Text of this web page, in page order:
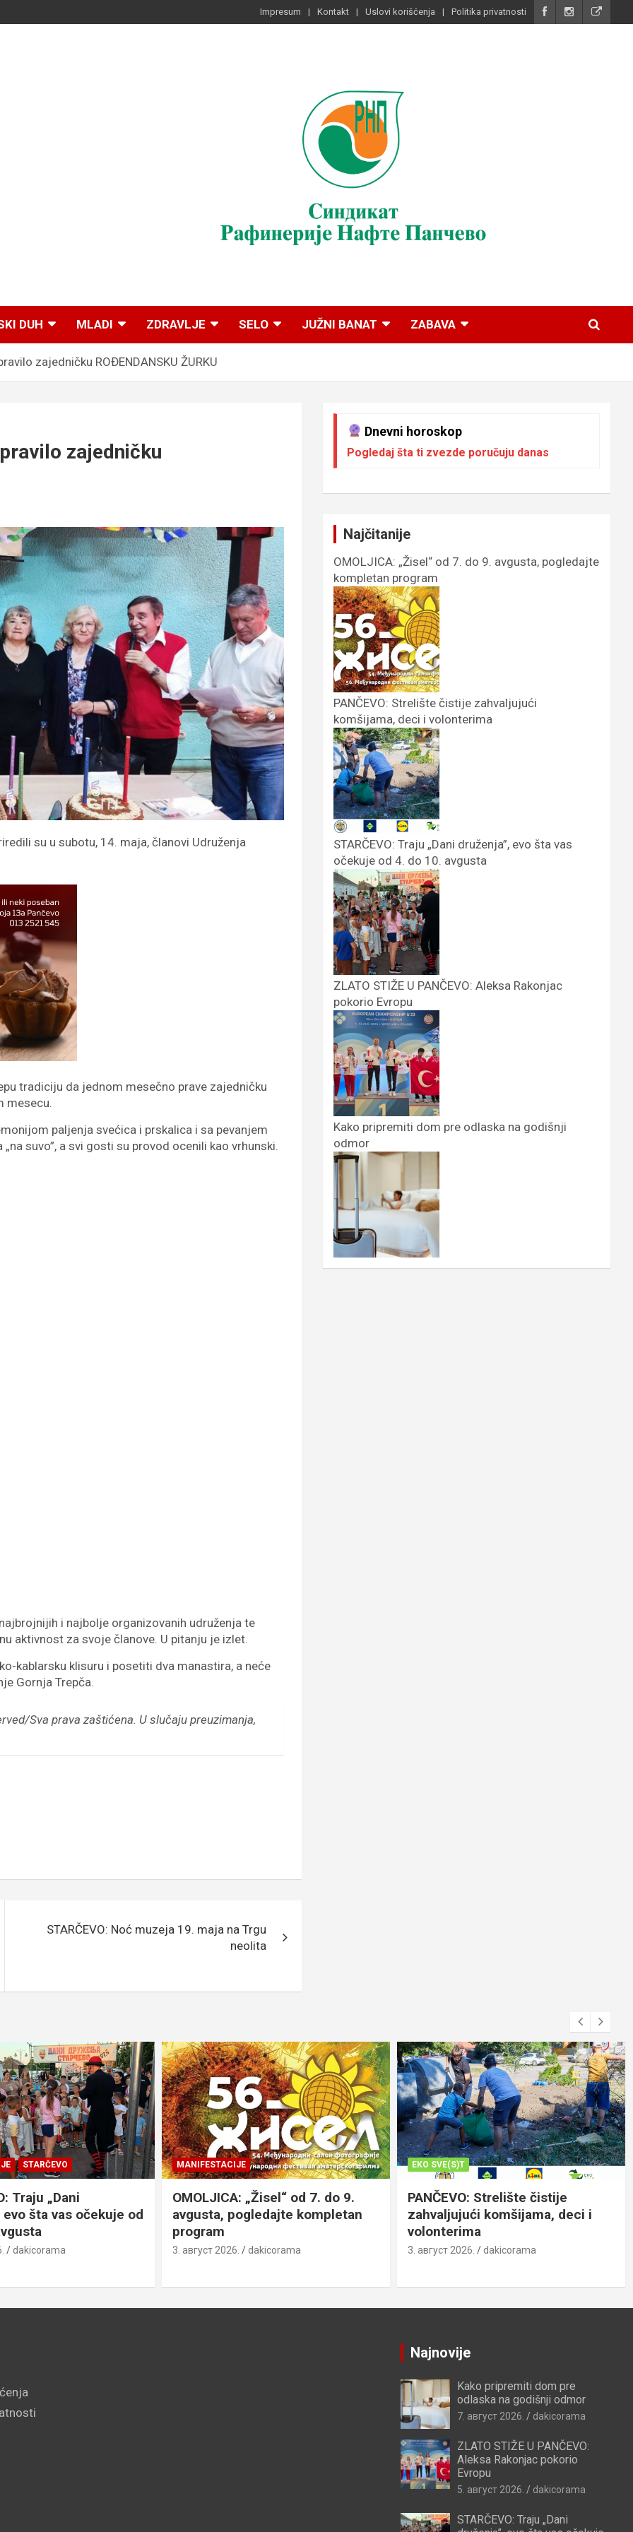
Impresum Kontakt Uslovi korišćenja Politika privatnosti
DUH MLADI ZDRAVLJE SELO JUŽNI BANAT ZABAVA
zajedničku ROĐENDANSKU ŽURKU
zajedničku
su u subotu, 14. maja, članovi Udruženja
tradiciju da jednom mesečno prave zajedničku
mesecu.
paljenja svećica i prskalica i sa pevanjem
suvo”, a svi gosti su provod ocenili kao vrhunski.
i najbolje organizovanih udruženja te
aktivnost za svoje članove. U pitanju je izlet.
kablarsku klisuru i posetiti dva manastira, a neće
Gornja Trepča.
Sva prava zaštićena. U slučaju preuzimanja,
STARČEVO: Noć muzeja 19. maja na Trgu
neolita
Dnevni horoskop
Pogledaj šta ti zvezde poručuju danas
Najčitanije
OMOLJICA: „Žisel“ od 7. do 9. avgusta, pogledajte
kompletan program
PANČEVO: Strelište čistije zahvaljujući
komšijama, deci i volonterima
STARČEVO: Traju „Dani druženja”, evo šta vas
očekuje od 4. do 10. avgusta
ZLATO STIŽE U PANČEVO: Aleksa Rakonjac
pokorio Evropu
Kako pripremiti dom pre odlaska na godišnji
odmor
STARČEVO
Traju „Dani
evo šta vas očekuje od
dakicorama
MANIFESTACIJE
OMOLJICA: „Žisel“ od 7. do 9.
avgusta, pogledajte kompletan
program
3. август 2026. dakicorama
EKO SVE(S)T
PANČEVO: Strelište čistije
zahvaljujući komšijama, deci i
volonterima
3. август 2026. dakicorama
Najnovije
Kako pripremiti dom pre
odlaska na godišnji odmor
7. август 2026. dakicorama
ZLATO STIŽE U PANČEVO:
Aleksa Rakonjac pokorio
Evropu
5. август 2026. dakicorama
STARČEVO: Traju „Dani